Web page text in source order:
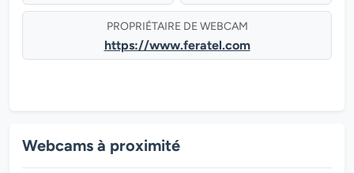
PROPRIÉTAIRE DE WEBCAM
https://www.feratel.com
Webcams à proximité